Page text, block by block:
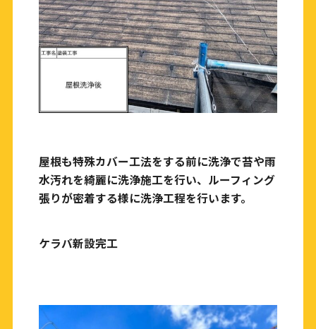
屋根も特殊カバー工法をする前に洗浄で苔や雨
水汚れを綺麗に洗浄施工を行い、ルーフィング
張りが密着する様に洗浄工程を行います。
ケラバ新設完工